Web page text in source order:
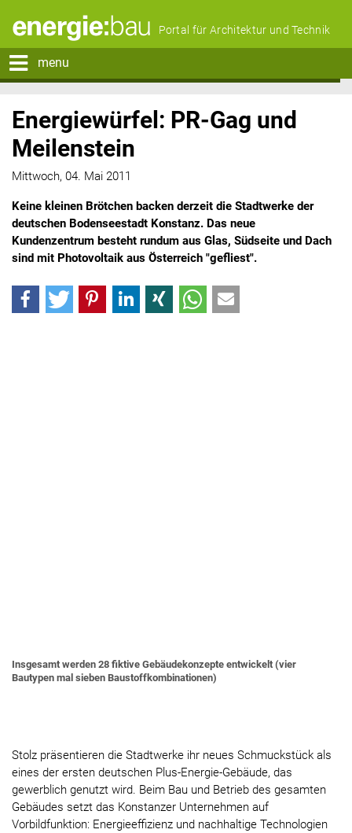
Portal für Architektur und Technik
menu
Energiewürfel: PR-Gag und
Meilenstein
Mittwoch, 04. Mai 2011
Keine kleinen Brötchen backen derzeit die Stadtwerke der
deutschen Bodenseestadt Konstanz. Das neue
Kundenzentrum besteht rundum aus Glas, Südseite und Dach
sind mit Photovoltaik aus Österreich "gefliest".
Insgesamt werden 28 fiktive Gebäudekonzepte entwickelt (vier
Bautypen mal sieben Baustoffkombinationen)
Stolz präsentieren die Stadtwerke ihr neues Schmuckstück als
eines der ersten deutschen Plus-Energie-Gebäude, das
gewerblich genutzt wird. Beim Bau und Betrieb des gesamten
Gebäudes setzt das Konstanzer Unternehmen auf
Vorbildfunktion: Energieeffizienz und nachhaltige Technologien